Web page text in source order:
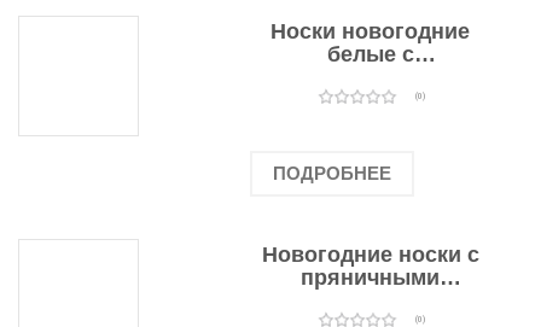
Носки новогодние
белые с
оленями(0)
ПОДРОБНЕЕ
Новогодние носки с
пряничными
(0)